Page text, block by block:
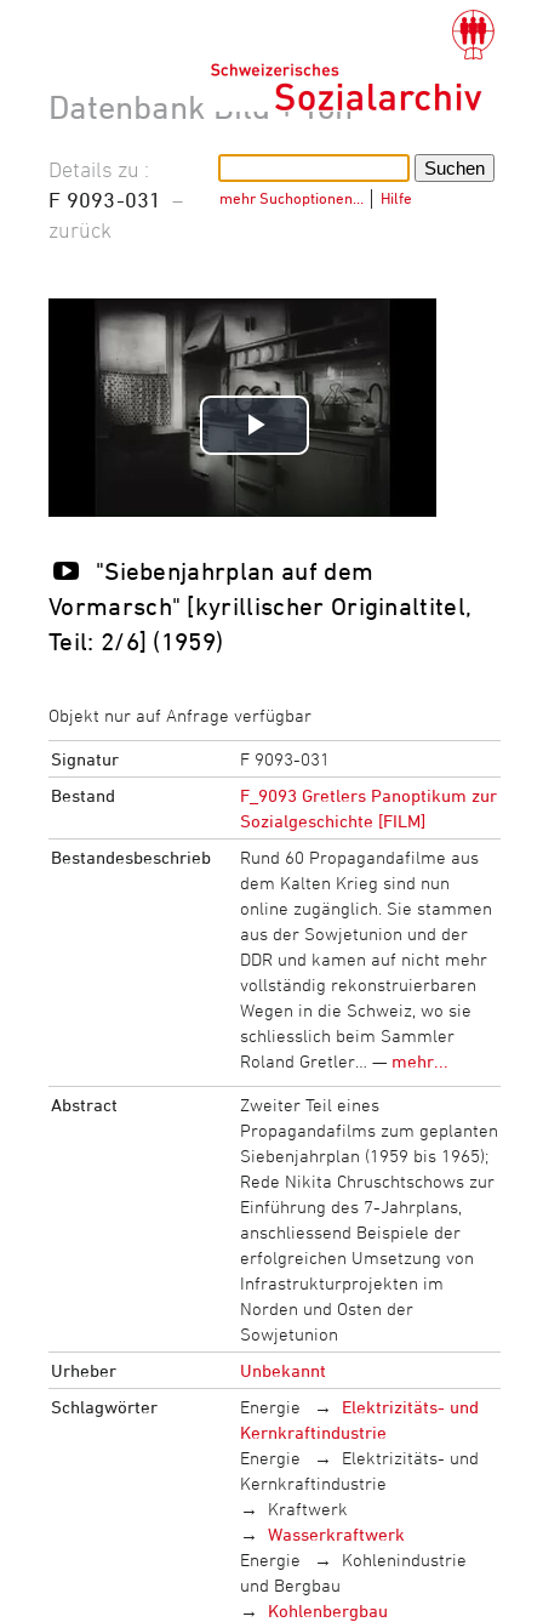
Datenbank Bild + Ton
mehr Suchoptionen… Hilfe
Details zu :
F 9093-031
–
zurück
Video
abspielen
"Siebenjahrplan auf dem
Vormarsch" [kyrillischer Originaltitel,
Teil: 2/6] (1959)
Objekt nur auf Anfrage verfügbar
Signatur
F 9093-031
Bestand
F_9093 Gretlers Panoptikum zur
Sozialgeschichte [FILM]
Bestandesbeschrieb
Rund 60 Propagandafilme aus
dem Kalten Krieg sind nun
online zugänglich. Sie stammen
aus der Sowjetunion und der
DDR und kamen auf nicht mehr
vollständig rekonstruierbaren
Wegen in die Schweiz, wo sie
schliesslich beim Sammler
Roland Gretler… — mehr...
Abstract
Zweiter Teil eines
Propagandafilms zum geplanten
Siebenjahrplan (1959 bis 1965);
Rede Nikita Chruschtschows zur
Einführung des 7-Jahrplans,
anschliessend Beispiele der
erfolgreichen Umsetzung von
Infrastrukturprojekten im
Norden und Osten der
Sowjetunion
Urheber
Unbekannt
Schlagwörter
Energie
Elektrizitäts- und
Kernkraftindustrie
Energie
Elektrizitäts- und
Kernkraftindustrie
Kraftwerk
Wasserkraftwerk
Energie
Kohlenindustrie
und Bergbau
Kohlenbergbau